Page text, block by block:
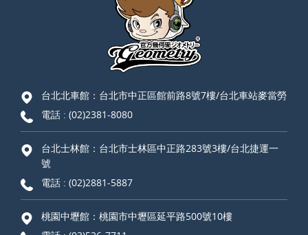
台北北車館：台北市中正區館前路8號7樓/台北車站麥當勞
電話 : (02)2381-8080
台北士林館：台北市士林區中正路283號3樓/台北捷運一
號
電話 : (02)2881-5887
桃園中壢館：桃園市中壢區延平路500號10樓